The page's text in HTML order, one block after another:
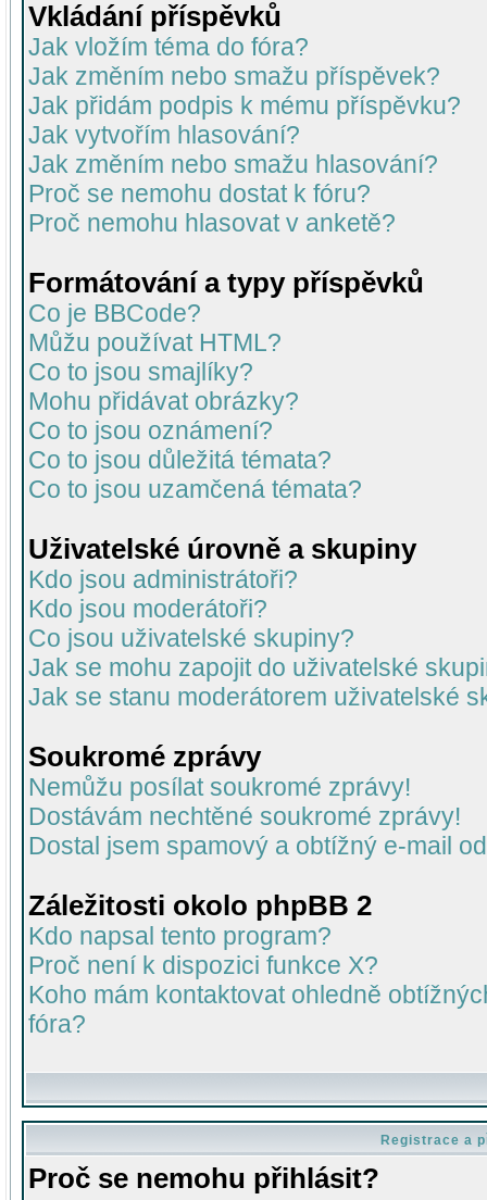
Vkládání příspěvků
Jak vložím téma do fóra?
Jak změním nebo smažu příspěvek?
Jak přidám podpis k mému příspěvku?
Jak vytvořím hlasování?
Jak změním nebo smažu hlasování?
Proč se nemohu dostat k fóru?
Proč nemohu hlasovat v anketě?
Formátování a typy příspěvků
Co je BBCode?
Můžu používat HTML?
Co to jsou smajlíky?
Mohu přidávat obrázky?
Co to jsou oznámení?
Co to jsou důležitá témata?
Co to jsou uzamčená témata?
Uživatelské úrovně a skupiny
Kdo jsou administrátoři?
Kdo jsou moderátoři?
Co jsou uživatelské skupiny?
Jak se mohu zapojit do uživatelské
Jak se stanu moderátorem uživatelské
Soukromé zprávy
Nemůžu posílat soukromé zprávy!
Dostávám nechtěné soukromé zprávy!
Dostal jsem spamový a obtížný e-mail
Záležitosti okolo phpBB 2
Kdo napsal tento program?
Proč není k dispozici funkce X?
Koho mám kontaktovat ohledně
fóra?
Registrace a
Proč se nemohu přihlásit?